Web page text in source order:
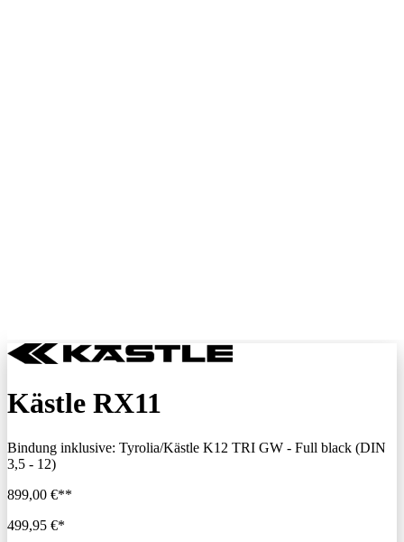
Kästle RX11
Bindung inklusive: Tyrolia/Kästle K12 TRI GW - Full black (DIN
3,5 - 12)
899,00 €**
499,95 €*